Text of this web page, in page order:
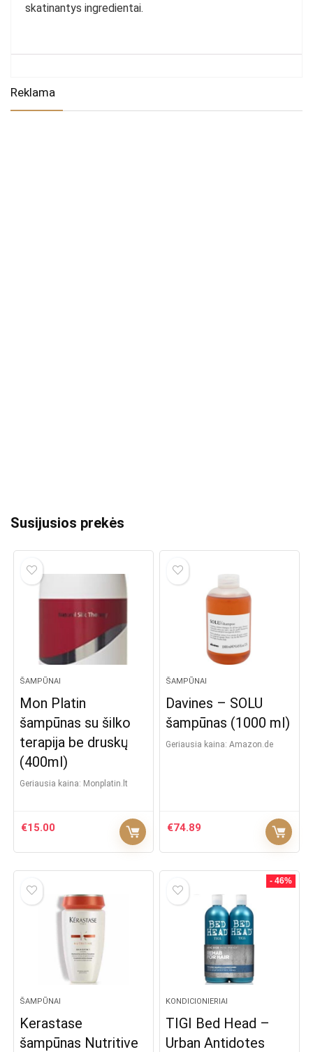
skatinantys ingredientai.
Reklama
Susijusios prekės
ŠAMPŪNAI
Mon Platin
šampūnas su šilko
terapija be druskų
(400ml)
Geriausia kaina: monplatin.lt
€15.00
ŠAMPŪNAI
Davines – SOLU
šampūnas (1000 ml)
Geriausia kaina: Amazon.de
€74.89
ŠAMPŪNAI
Kerastase
šampūnas Nutritive
- 46%
KONDICIONIERIAI
TIGI Bed Head –
Urban Antidotes